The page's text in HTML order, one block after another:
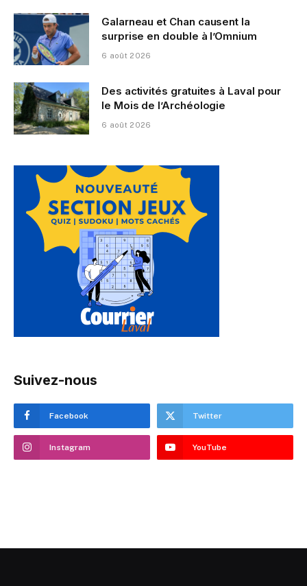
Galarneau et Chan causent la
surprise en double à l’Omnium
6 août 2026
Des activités gratuites à Laval pour
le Mois de l’Archéologie
6 août 2026
Suivez-nous
Facebook Twitter
Instagram YouTube